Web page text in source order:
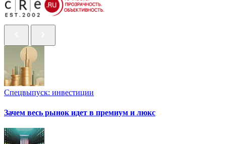
Спецвыпуск: инвестиции
Зачем весь рынок идет в премиум и люкс